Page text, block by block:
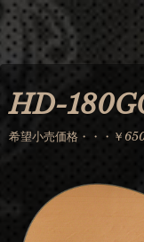
HD-
希望小売価格・・・￥